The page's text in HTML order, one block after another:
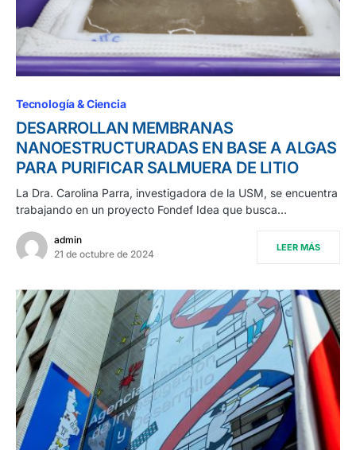
Tecnología & Ciencia
DESARROLLAN MEMBRANAS
NANOESTRUCTURADAS EN BASE A ALGAS
PARA PURIFICAR SALMUERA DE LITIO
La Dra. Carolina Parra, investigadora de la USM, se encuentra
trabajando en un proyecto Fondef Idea que busca…
admin
21 de octubre de 2024
LEER MÁS